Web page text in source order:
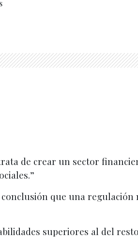
de crear un sector
que una regulación
superiores al del